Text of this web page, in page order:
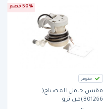
50% خصم
متوفر
مقبس حامل المصباح(
801266)من ترو